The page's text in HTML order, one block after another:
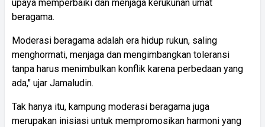
upaya memperbaiki dan menjaga kerukunan umat
beragama.
Moderasi beragama adalah era hidup rukun, saling
menghormati, menjaga dan mengimbangkan toleransi
tanpa harus menimbulkan konflik karena perbedaan yang
ada," ujar Jamaludin.
Tak hanya itu, kampung moderasi beragama juga
merupakan inisiasi untuk mempromosikan harmoni yang